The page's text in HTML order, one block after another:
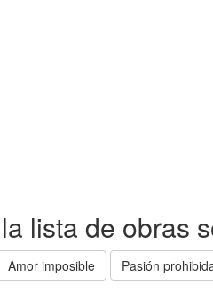
lista de obras
Amor imposible Pasión